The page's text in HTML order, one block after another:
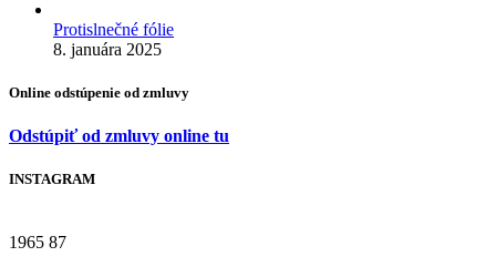
Protislnečné fólie
8. januára 2025
Online odstúpenie od zmluvy
Odstúpiť od zmluvy online tu
INSTAGRAM
1965 87